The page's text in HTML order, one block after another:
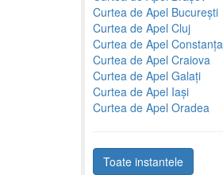
Curtea de Apel București
Curtea de Apel Cluj
Curtea de Apel Constanța
Curtea de Apel Craiova
Curtea de Apel Galați
Curtea de Apel Iași
Curtea de Apel Oradea
Toate instantele